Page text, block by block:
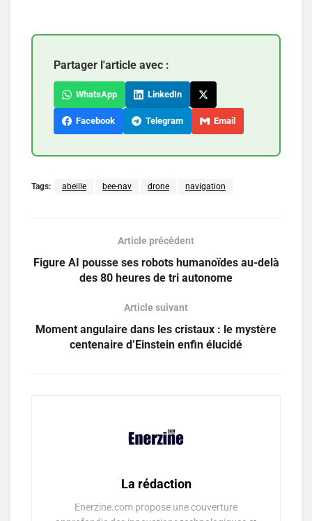
Partager l'article avec :
WhatsApp LinkedIn
Facebook Telegram Email
Tags: abeille bee-nav drone navigation
Article précédent
Figure AI pousse ses robots humanoïdes au-delà
des 80 heures de tri autonome
Article suivant
Moment angulaire dans les cristaux : le mystère
centenaire d’Einstein enfin élucidé
La rédaction
Enerzine.com propose une couverture